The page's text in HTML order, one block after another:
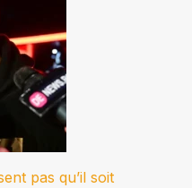
pas qu’il soit